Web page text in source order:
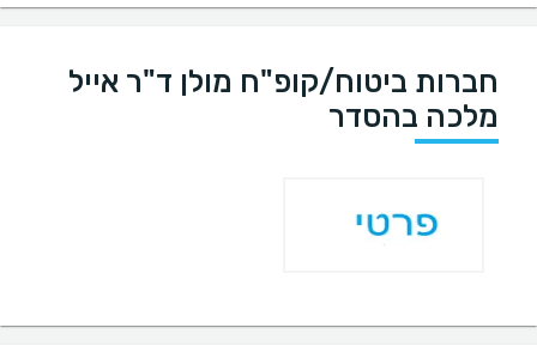
חברות ביטוח/קופ"ח מולן ד"ר אייל
מלכה בהסדר